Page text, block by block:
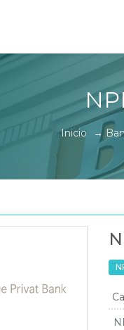
Inicio →